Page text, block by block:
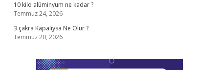
10 kilo alüminyum ne kadar ?
Temmuz 24, 2026
3 çakra Kapalıysa Ne Olur ?
Temmuz 20, 2026